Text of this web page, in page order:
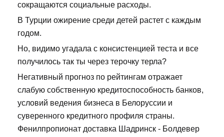
сокращаются социальные расходы.
В Турции ожирение среди детей растет с каждым
годом.
Но, видимо угадала с консистенцией теста и все
получилось так ты через терочку терла?
Негативный прогноз по рейтингам отражает
слабую собственную кредитоспособность банков,
условий ведения бизнеса в Белоруссии и
суверенного кредитного профиля страны.
Фенилпропионат доставка Шадринск - Болдевер